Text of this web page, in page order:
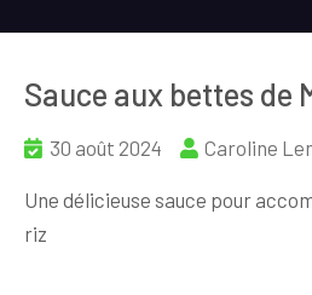
Sauce aux bettes de
30 août 2024 Caroline
Une délicieuse sauce pour
riz